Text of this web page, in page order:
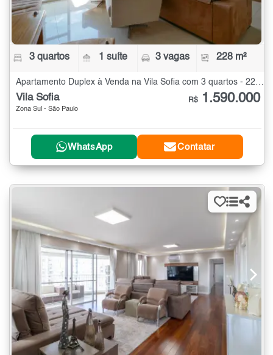
3 quartos 1 suíte 3 vagas 228 m²
Apartamento Duplex à Venda na Vila Sofia com 3 quartos - 228 m²
Vila Sofia
Zona Sul - São Paulo
R$ 1.590.000
WhatsApp Contatar